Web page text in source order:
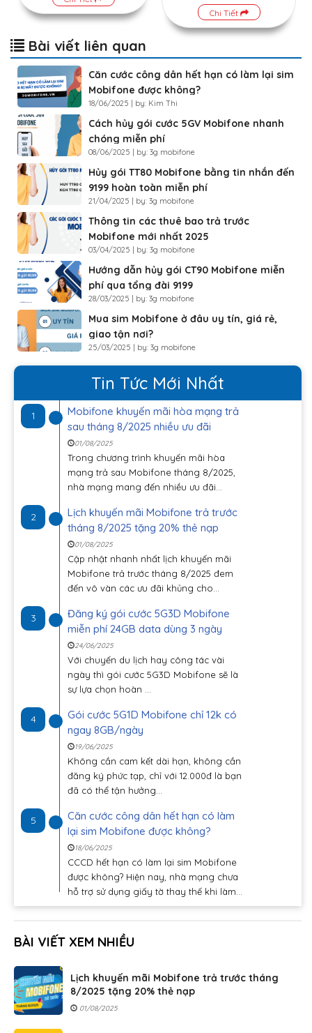
Chi Tiết
Bài viết liên quan
Căn cước công dân hết hạn có làm lại sim
Mobifone được không?
18/06/2025 | by: Kim Thi
Cách hủy gói cước 5GV Mobifone nhanh
chóng miễn phí
08/06/2025 | by: 3g mobifone
Hủy gói TT80 Mobifone bằng tin nhắn đến
9199 hoàn toàn miễn phí
21/04/2025 | by: 3g mobifone
Thông tin các thuê bao trả trước
Mobifone mới nhất 2025
03/04/2025 | by: 3g mobifone
Hướng dẫn hủy gói CT90 Mobifone miễn
phí qua tổng đài 9199
28/03/2025 | by: 3g mobifone
Mua sim Mobifone ở đâu uy tín, giá rẻ,
giao tận nơi?
25/03/2025 | by: 3g mobifone
Tin Tức Mới Nhất
1
Mobifone khuyến mãi hòa mạng trả
sau tháng 8/2025 nhiều ưu đãi
01/08/2025
Trong chương trình khuyến mãi hòa
mạng trả sau Mobifone tháng 8/2025,
nhà mạng mang đến nhiều ưu đãi...
2
Lịch khuyến mãi Mobifone trả trước
tháng 8/2025 tặng 20% thẻ nạp
01/08/2025
Cập nhật nhanh nhất lịch khuyến mãi
Mobifone trả trước tháng 8/2025 đem
đến vô vàn các ưu đãi khủng cho...
3
Đăng ký gói cước 5G3D Mobifone
miễn phí 24GB data dùng 3 ngày
24/06/2025
Với chuyến du lịch hay công tác vài
ngày thì gói cước 5G3D Mobifone sẽ là
sự lựa chọn hoàn ...
4
Gói cước 5G1D Mobifone chỉ 12k có
ngay 8GB/ngày
19/06/2025
Không cần cam kết dài hạn, không cần
đăng ký phức tạp, chỉ với 12.000đ là bạn
đã có thể tận hưởng...
5
Căn cước công dân hết hạn có làm
lại sim Mobifone được không?
18/06/2025
CCCD hết hạn có làm lại sim Mobifone
được không? Hiện nay, nhà mạng chưa
hỗ trợ sử dụng giấy tờ thay thế khi làm...
BÀI VIẾT XEM NHIỀU
Lịch khuyến mãi Mobifone trả trước tháng
8/2025 tặng 20% thẻ nạp
01/08/2025